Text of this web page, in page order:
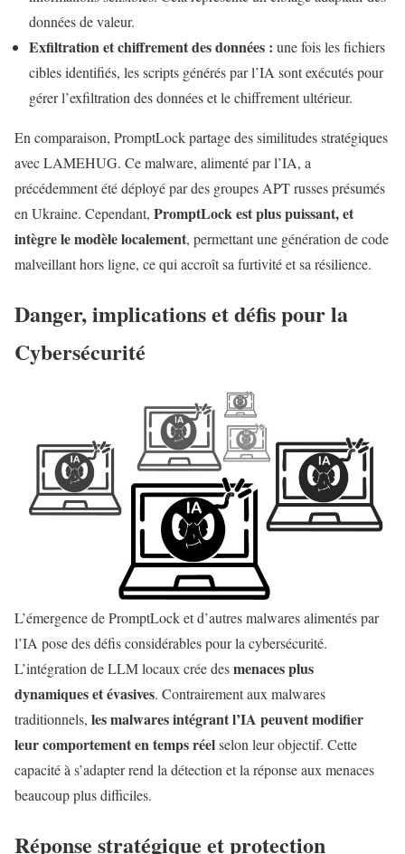
données de valeur.
Exfiltration et chiffrement des données : une fois les fichiers
cibles identifiés, les scripts générés par l’IA sont exécutés pour
gérer l’exfiltration des données et le chiffrement ultérieur.
En comparaison, PromptLock partage des similitudes stratégiques
avec LAMEHUG. Ce malware, alimenté par l’IA, a
précédemment été déployé par des groupes APT russes présumés
en Ukraine. Cependant, PromptLock est plus puissant, et
intègre le modèle localement, permettant une génération de code
malveillant hors ligne, ce qui accroît sa furtivité et sa résilience.
Danger, implications et défis pour la
Cybersécurité
L’émergence de PromptLock et d’autres malwares alimentés par
l’IA pose des défis considérables pour la cybersécurité.
L’intégration de LLM locaux crée desmenaces plus
dynamiques et évasives. Contrairement aux malwares
traditionnels, les malwares intégrant l’IA peuvent modifier
leur comportement en temps réelselon leur objectif. Cette
capacité à s’adapter rend la détection et la réponse aux menaces
beaucoup plus difficiles.
Réponse stratégique et protection